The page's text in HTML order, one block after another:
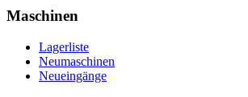
Maschinen
Lagerliste
Neumaschinen
Neueingänge